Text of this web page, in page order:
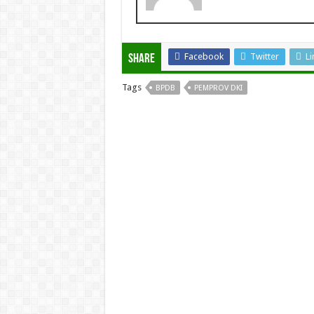
Share Facebook Twitter
Tags BPDB PEMPROV DKI